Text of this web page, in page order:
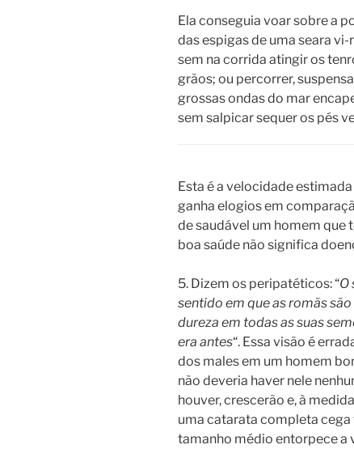
Ela conseguia voar sobre a
das espigas de uma seara vi-
sem na corrida atingir os
grãos; ou percorrer,
grossas ondas do mar
sem salpicar sequer os pés
Esta é a velocidade
ganha elogios em
de saudável um homem que
boa saúde não significa
5. Dizem os peripatéticos: “O
sentido em que as romãs
dureza em todas as suas
era antes“. Essa visão é
dos males em um homem
não deveria haver nele
houver, crescerão e, à
uma catarata completa
tamanho médio entorpece a